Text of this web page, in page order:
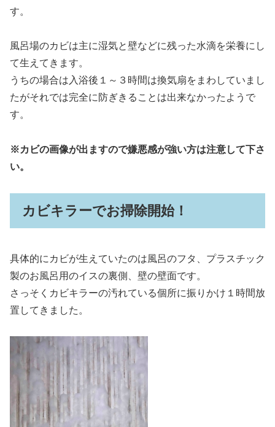
す。
風呂場のカビは主に湿気と壁などに残った水滴を栄養にし
て生えてきます。
うちの場合は入浴後１～３時間は換気扇をまわしていまし
たがそれでは完全に防ぎきることは出来なかったようで
す。
※カビの画像が出ますので嫌悪感が強い方は注意して下さ
い。
カビキラーでお掃除開始！
具体的にカビが生えていたのは風呂のフタ、プラスチック
製のお風呂用のイスの裏側、壁の壁面です。
さっそくカビキラーの汚れている個所に振りかけ１時間放
置してきました。